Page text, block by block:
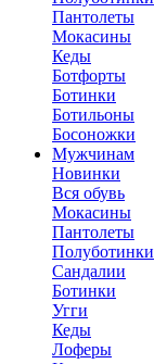
Пантолеты
Мокасины
Кеды
Ботфорты
Ботинки
Ботильоны
Босоножки
Мужчинам
Новинки
Вся обувь
Мокасины
Пантолеты
Полуботинки
Сандалии
Ботинки
Угги
Кеды
Лоферы